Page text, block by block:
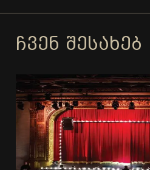
ᲩᲕᲔᲜ ᲨᲔᲡᲐᲮᲔᲑ